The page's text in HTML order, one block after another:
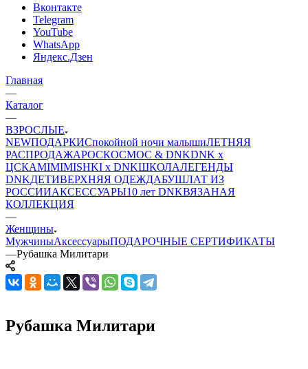
Вконтакте
Telegram
YouTube
WhatsApp
Яндекс.Дзен
Главная
—
Каталог
—
ВЗРОСЛЫЕ
NEWПОДАРКИСпокойной ночи малышиЛЕТНЯЯ
РАСПРОДАЖАРОСКОСМОС & DNKDNK x
ЦСКАMIMIMISHKI x DNKШКОЛАЛЕГЕНДЫ
DNKДЕТИВЕРХНЯЯ ОДЕЖДАБУШЛАТ ИЗ
РОССИИАКСЕССУАРЫ10 лет DNKВЯЗАНАЯ
КОЛЛЕКЦИЯ
—
Женщины
МужчиныАксессуарыПОДАРОЧНЫЕ СЕРТИФИКАТЫ
—Рубашка Милитари
Рубашка Милитари